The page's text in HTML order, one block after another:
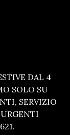
DAL 4
SOLO SU
SERVIZIO